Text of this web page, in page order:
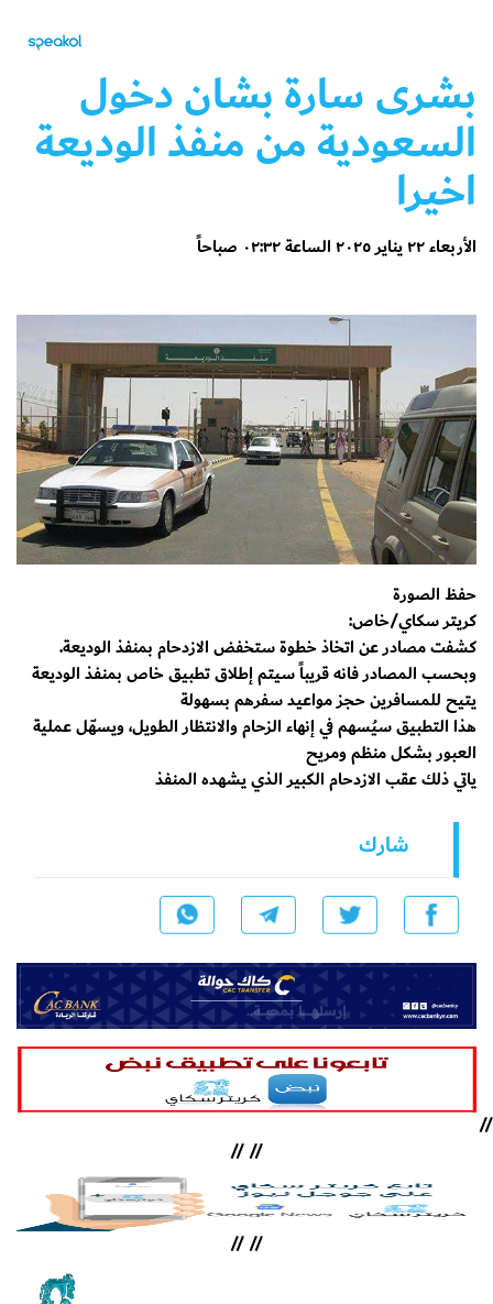
بشرى سارة بشان دخول
السعودية من منفذ الوديعة
اخيرا
الأربعاء ٢٢ يناير ٢٠٢٥ الساعة ٠٢:٣٢ صباحاً
حفظ الصورة
كريتر سكاي/خاص:
كشفت مصادر عن اتخاذ خطوة ستخفض الازدحام بمنفذ الوديعة.
وبحسب المصادر فانه قريباً سيتم إطلاق تطبيق خاص بمنفذ الوديعة
يتيح للمسافرين حجز مواعيد سفرهم بسهولة
هذا التطبيق سيُسهم في إنهاء الزحام والانتظار الطويل، ويسهّل عملية
العبور بشكل منظم ومريح
ياتي ذلك عقب الازدحام الكبير الذي يشهده المنفذ
شارك
//
//
//
//
//